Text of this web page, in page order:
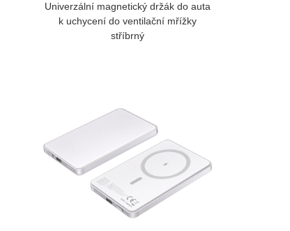
Univerzální magnetický držák do auta
k uchycení do ventilační mřížky
stříbrný